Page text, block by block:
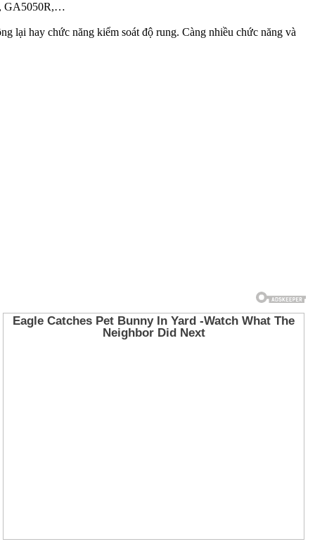
GA5050R,…
lại hay chức năng kiểm soát độ rung. Càng nhiều chức năng và